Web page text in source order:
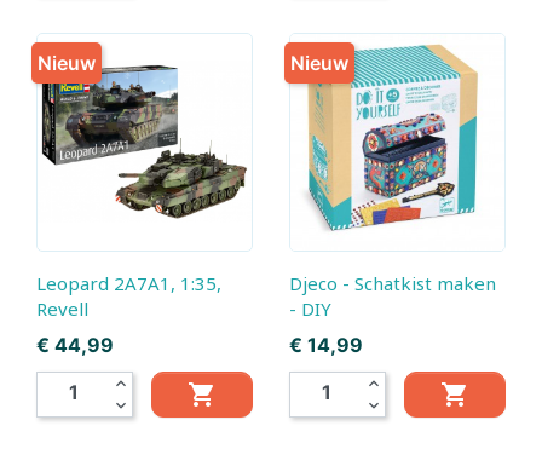
Leopard 2A7A1, 1:35,
Revell
Prijs
€ 44,99
expand_less
expand_more

Nieuw
Djeco - Schatkist maken
- DIY
Prijs
€ 14,99
expand_less
expand_more

Nieuw